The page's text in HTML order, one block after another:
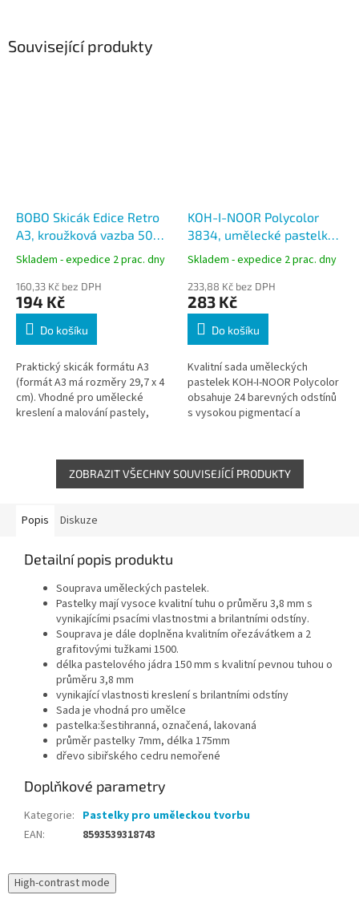
Související produkty
BOBO Skicák Edice Retro
A3, kroužková vazba 50
listů
Skladem - expedice 2 prac. dny
160,33 Kč bez DPH
194 Kč
Do košíku
Praktický skicák formátu A3
(formát A3 má rozměry 29,7 x 4
cm). Vhodné pro umělecké
kreslení a malování pastely,
KOH-I-NOOR Polycolor
3834, umělecké pastelky,
24 barev
Skladem - expedice 2 prac. dny
233,88 Kč bez DPH
283 Kč
Do košíku
Kvalitní sada uměleckých
pastelek KOH-I-NOOR Polycolor
obsahuje 24 barevných odstínů
s vysokou pigmentací a
tužky a...
ZOBRAZIT VŠECHNY SOUVISEJÍCÍ PRODUKTY
Popis Diskuze
Detailní popis produktu
Souprava uměleckých pastelek.
Pastelky mají vysoce kvalitní tuhu o průměru 3,8 mm s
vynikajícími psacími vlastnostmi a brilantními odstíny.
Souprava je dále doplněna kvalitním ořezávátkem a 2
grafitovými tužkami 1500.
délka pastelového jádra 150 mm s kvalitní pevnou tuhou o
průměru 3,8 mm
vynikající vlastnosti kreslení s brilantními odstíny
Sada je vhodná pro umělce
pastelka:šestihranná, označená, lakovaná
průměr pastelky 7mm, délka 175mm
dřevo sibiřského cedru nemořené
Doplňkové parametry
Kategorie: Pastelky pro uměleckou tvorbu
EAN: 8593539318743
High-contrast mode